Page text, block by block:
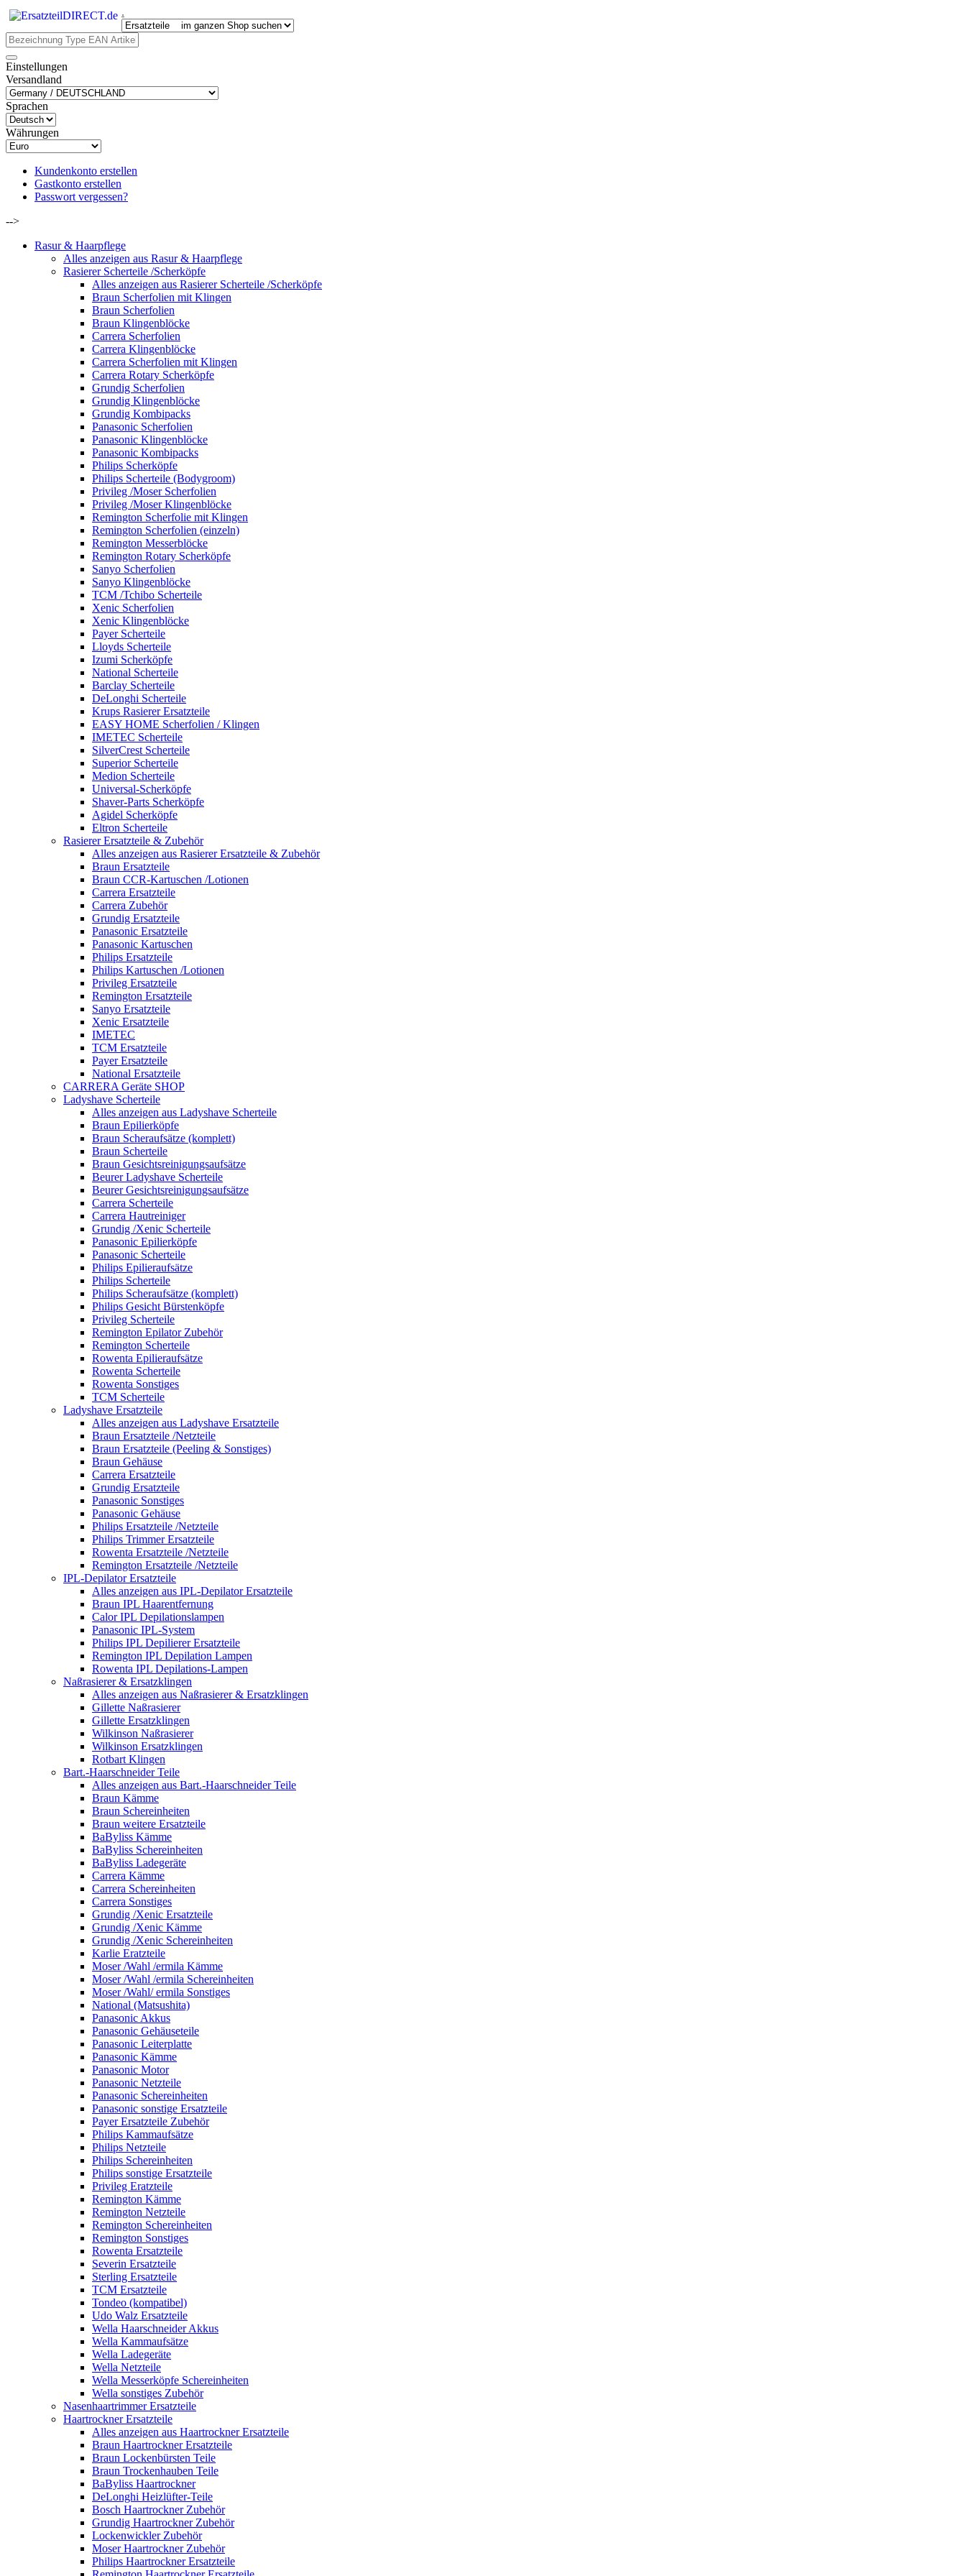
.
Einstellungen
Versandland
Sprachen
Währungen
Kundenkonto erstellen
Gastkonto erstellen
Passwort vergessen?
-->
Rasur & Haarpflege
Alles anzeigen aus Rasur & Haarpflege
Rasierer Scherteile /Scherköpfe
Alles anzeigen aus Rasierer Scherteile /Scherköpfe
Braun Scherfolien mit Klingen
Braun Scherfolien
Braun Klingenblöcke
Carrera Scherfolien
Carrera Klingenblöcke
Carrera Scherfolien mit Klingen
Carrera Rotary Scherköpfe
Grundig Scherfolien
Grundig Klingenblöcke
Grundig Kombipacks
Panasonic Scherfolien
Panasonic Klingenblöcke
Panasonic Kombipacks
Philips Scherköpfe
Philips Scherteile (Bodygroom)
Privileg /Moser Scherfolien
Privileg /Moser Klingenblöcke
Remington Scherfolie mit Klingen
Remington Scherfolien (einzeln)
Remington Messerblöcke
Remington Rotary Scherköpfe
Sanyo Scherfolien
Sanyo Klingenblöcke
TCM /Tchibo Scherteile
Xenic Scherfolien
Xenic Klingenblöcke
Payer Scherteile
Lloyds Scherteile
Izumi Scherköpfe
National Scherteile
Barclay Scherteile
DeLonghi Scherteile
Krups Rasierer Ersatzteile
EASY HOME Scherfolien / Klingen
IMETEC Scherteile
SilverCrest Scherteile
Superior Scherteile
Medion Scherteile
Universal-Scherköpfe
Shaver-Parts Scherköpfe
Agidel Scherköpfe
Eltron Scherteile
Rasierer Ersatzteile & Zubehör
Alles anzeigen aus Rasierer Ersatzteile & Zubehör
Braun Ersatzteile
Braun CCR-Kartuschen /Lotionen
Carrera Ersatzteile
Carrera Zubehör
Grundig Ersatzteile
Panasonic Ersatzteile
Panasonic Kartuschen
Philips Ersatzteile
Philips Kartuschen /Lotionen
Privileg Ersatzteile
Remington Ersatzteile
Sanyo Ersatzteile
Xenic Ersatzteile
IMETEC
TCM Ersatzteile
Payer Ersatzteile
National Ersatzteile
CARRERA Geräte SHOP
Ladyshave Scherteile
Alles anzeigen aus Ladyshave Scherteile
Braun Epilierköpfe
Braun Scheraufsätze (komplett)
Braun Scherteile
Braun Gesichtsreinigungsaufsätze
Beurer Ladyshave Scherteile
Beurer Gesichtsreinigungsaufsätze
Carrera Scherteile
Carrera Hautreiniger
Grundig /Xenic Scherteile
Panasonic Epilierköpfe
Panasonic Scherteile
Philips Epilieraufsätze
Philips Scherteile
Philips Scheraufsätze (komplett)
Philips Gesicht Bürstenköpfe
Privileg Scherteile
Remington Epilator Zubehör
Remington Scherteile
Rowenta Epilieraufsätze
Rowenta Scherteile
Rowenta Sonstiges
TCM Scherteile
Ladyshave Ersatzteile
Alles anzeigen aus Ladyshave Ersatzteile
Braun Ersatzteile /Netzteile
Braun Ersatzteile (Peeling & Sonstiges)
Braun Gehäuse
Carrera Ersatzteile
Grundig Ersatzteile
Panasonic Sonstiges
Panasonic Gehäuse
Philips Ersatzteile /Netzteile
Philips Trimmer Ersatzteile
Rowenta Ersatzteile /Netzteile
Remington Ersatzteile /Netzteile
IPL-Depilator Ersatzteile
Alles anzeigen aus IPL-Depilator Ersatzteile
Braun IPL Haarentfernung
Calor IPL Depilationslampen
Panasonic IPL-System
Philips IPL Depilierer Ersatzteile
Remington IPL Depilation Lampen
Rowenta IPL Depilations-Lampen
Naßrasierer & Ersatzklingen
Alles anzeigen aus Naßrasierer & Ersatzklingen
Gillette Naßrasierer
Gillette Ersatzklingen
Wilkinson Naßrasierer
Wilkinson Ersatzklingen
Rotbart Klingen
Bart.-Haarschneider Teile
Alles anzeigen aus Bart.-Haarschneider Teile
Braun Kämme
Braun Schereinheiten
Braun weitere Ersatzteile
BaByliss Kämme
BaByliss Schereinheiten
BaByliss Ladegeräte
Carrera Kämme
Carrera Schereinheiten
Carrera Sonstiges
Grundig /Xenic Ersatzteile
Grundig /Xenic Kämme
Grundig /Xenic Schereinheiten
Karlie Eratzteile
Moser /Wahl /ermila Kämme
Moser /Wahl /ermila Schereinheiten
Moser /Wahl/ ermila Sonstiges
National (Matsushita)
Panasonic Akkus
Panasonic Gehäuseteile
Panasonic Leiterplatte
Panasonic Kämme
Panasonic Motor
Panasonic Netzteile
Panasonic Schereinheiten
Panasonic sonstige Ersatzteile
Payer Ersatzteile Zubehör
Philips Kammaufsätze
Philips Netzteile
Philips Schereinheiten
Philips sonstige Ersatzteile
Privileg Eratzteile
Remington Kämme
Remington Netzteile
Remington Schereinheiten
Remington Sonstiges
Rowenta Ersatzteile
Severin Ersatzteile
Sterling Ersatzteile
TCM Ersatzteile
Tondeo (kompatibel)
Udo Walz Ersatzteile
Wella Haarschneider Akkus
Wella Kammaufsätze
Wella Ladegeräte
Wella Netzteile
Wella Messerköpfe Schereinheiten
Wella sonstiges Zubehör
Nasenhaartrimmer Ersatzteile
Haartrockner Ersatzteile
Alles anzeigen aus Haartrockner Ersatzteile
Braun Haartrockner Ersatzteile
Braun Lockenbürsten Teile
Braun Trockenhauben Teile
BaByliss Haartrockner
DeLonghi Heizlüfter-Teile
Bosch Haartrockner Zubehör
Grundig Haartrockner Zubehör
Lockenwickler Zubehör
Moser Haartrockner Zubehör
Philips Haartrockner Ersatzteile